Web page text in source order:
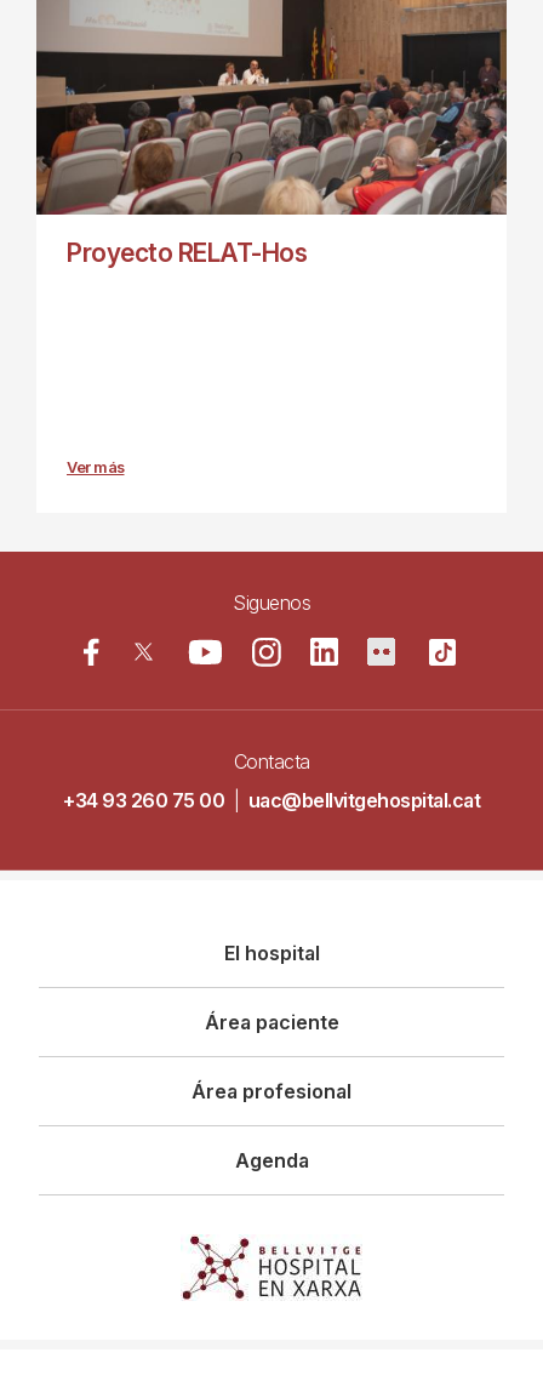
Proyecto RELAT-Hos
Ver más
Siguenos
Contacta
+34 93 260 75 00
uac@bellvitgehospital.cat
principal
El hospital
Área paciente
Área profesional
Agenda